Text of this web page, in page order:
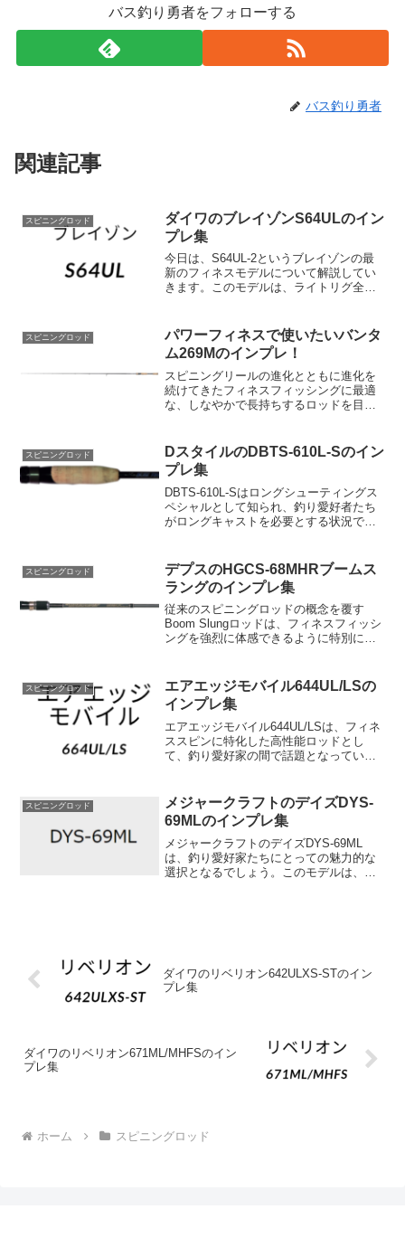
バス釣り勇者をフォローする
バス釣り勇者
関連記事
スピニングロッド
ダイワのブレイゾンS64ULのイン
プレ集
今日は、S64UL-2というブレイゾンの最
新のフィネスモデルについて解説してい
きます。このモデルは、ライトリグ全般
注目を集めています。以下では、S64UL-
2の特徴を詳...
スピニングロッド
パワーフィネスで使いたいバンタ
ム269Mのインプレ！
スピニングリールの進化とともに進化を
続けてきたフィネスフィッシングに最適
な、しなやかで長持ちするロッドを目指
スピードでも、アキュラシーを高めるこ
とができる、単なる頑丈な...
スピニングロッド
DスタイルのDBTS-610L-Sのイン
プレ集
DBTS-610L-Sはロングシューティングス
ペシャルとして知られ、釣り愛好者たち
がロングキャストを必要とする状況でそ
顕著です。その最大の特徴はキャスタビ
リティと操作性...
スピニングロッド
デプスのHGCS-68MHRブームス
ラングのインプレ集
従来のスピニングロッドの概念を覆す
Boom Slungロッドは、フィネスフィッシ
ングを強烈に体感できるように特別に作
ャスティング能力を発揮し、藪の中や海
岸から遠く離れた...
スピニングロッド
エアエッジモバイル644UL/LSの
インプレ集
エアエッジモバイル644UL/LSは、フィネ
ススピンに特化した高性能ロッドとし
て、釣り愛好家の間で話題となっていま
せた独自の設計です。これにより、ソフ
トなティップと...
スピニングロッド
メジャークラフトのデイズDYS-
69MLのインプレ集
メジャークラフトのデイズDYS-69ML
は、釣り愛好家たちにとっての魅力的な
選択となるでしょう。このモデルは、フ
ダイワのリベリオン642ULXS-STのイン
プレ集
ダイワのリベリオン671ML/MHFSのイン
プレ集
ホーム スピニングロッド